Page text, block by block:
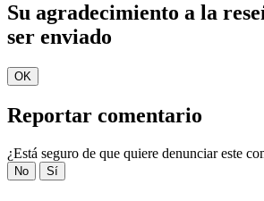
Su agradecimiento a la
ser enviado
OK
Reportar comentario
¿Está seguro de que quiere denunciar este
No Sí